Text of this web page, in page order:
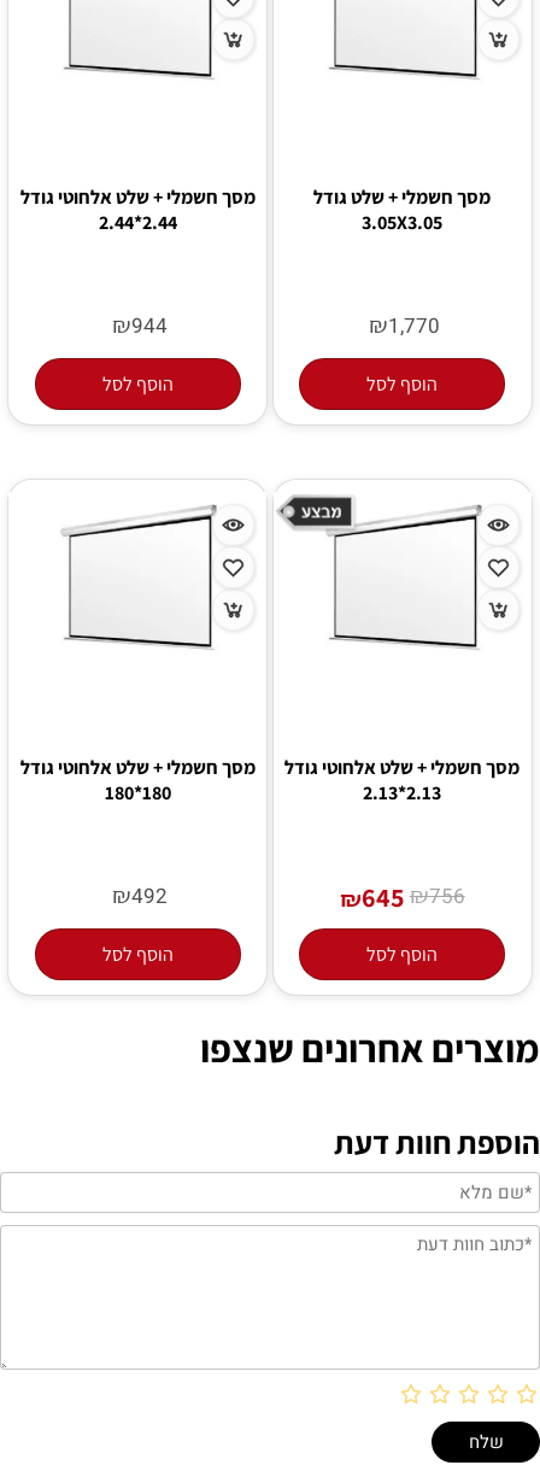
מסך חשמלי + שלט גודל
3.05X3.05
₪1,770
הוסף לסל
מסך חשמלי + שלט אלחוטי גודל
2.44*2.44
₪944
הוסף לסל
מסך חשמלי + שלט אלחוטי גודל
2.13*2.13
₪756
₪645
הוסף לסל
מסך חשמלי + שלט אלחוטי גודל
180*180
₪492
הוסף לסל
מוצרים אחרונים שנצפו
הוספת חוות דעת